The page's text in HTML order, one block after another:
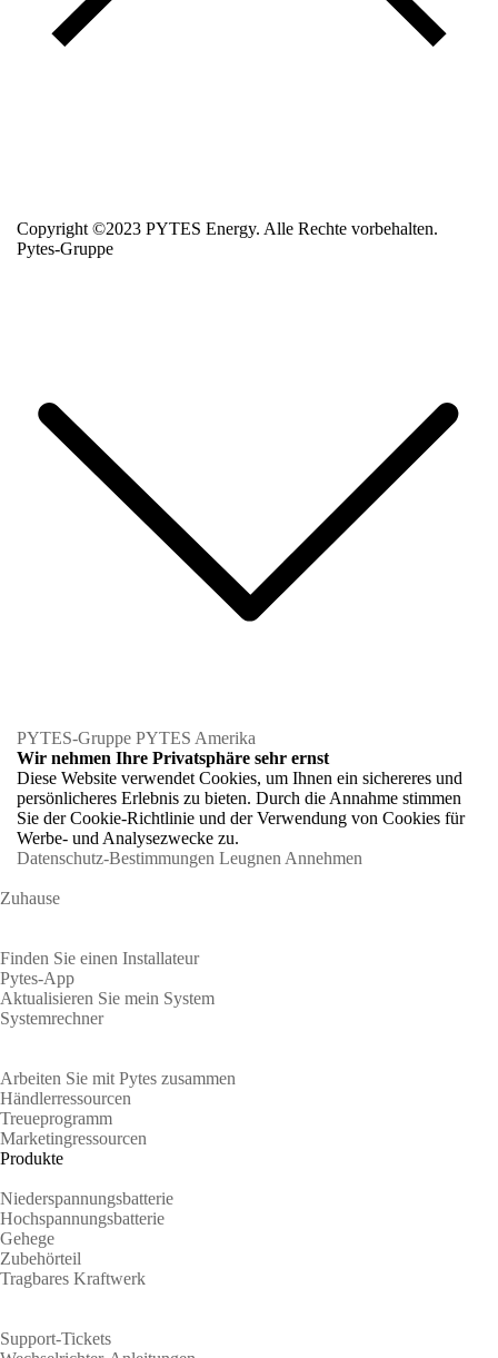
Copyright ©2023 PYTES Energy. Alle Rechte vorbehalten.
Pytes-Gruppe
PYTES-Gruppe PYTES Amerika
Wir nehmen Ihre Privatsphäre sehr ernst
Diese Website verwendet Cookies, um Ihnen ein sichereres und
persönlicheres Erlebnis zu bieten. Durch die Annahme stimmen
Sie der Cookie-Richtlinie und der Verwendung von Cookies für
Werbe- und Analysezwecke zu.
Datenschutz-Bestimmungen Leugnen Annehmen
Zuhause
Finden Sie einen Installateur
Pytes-App
Aktualisieren Sie mein System
Systemrechner
Arbeiten Sie mit Pytes zusammen
Händlerressourcen
Treueprogramm
Marketingressourcen
Produkte
Niederspannungsbatterie
Hochspannungsbatterie
Gehege
Zubehörteil
Tragbares Kraftwerk
Support-Tickets